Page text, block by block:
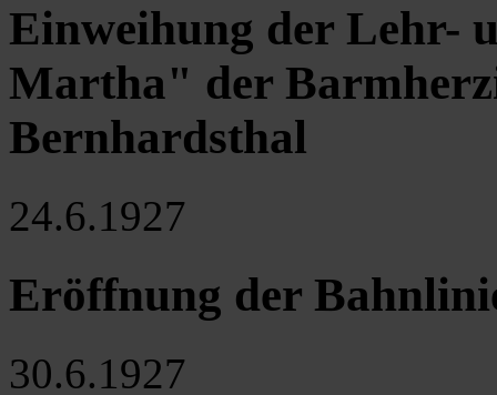
Einweihung der Lehr-
Martha" der
Bernhardsthal
24.6.1927
Eröffnung der
30.6.1927